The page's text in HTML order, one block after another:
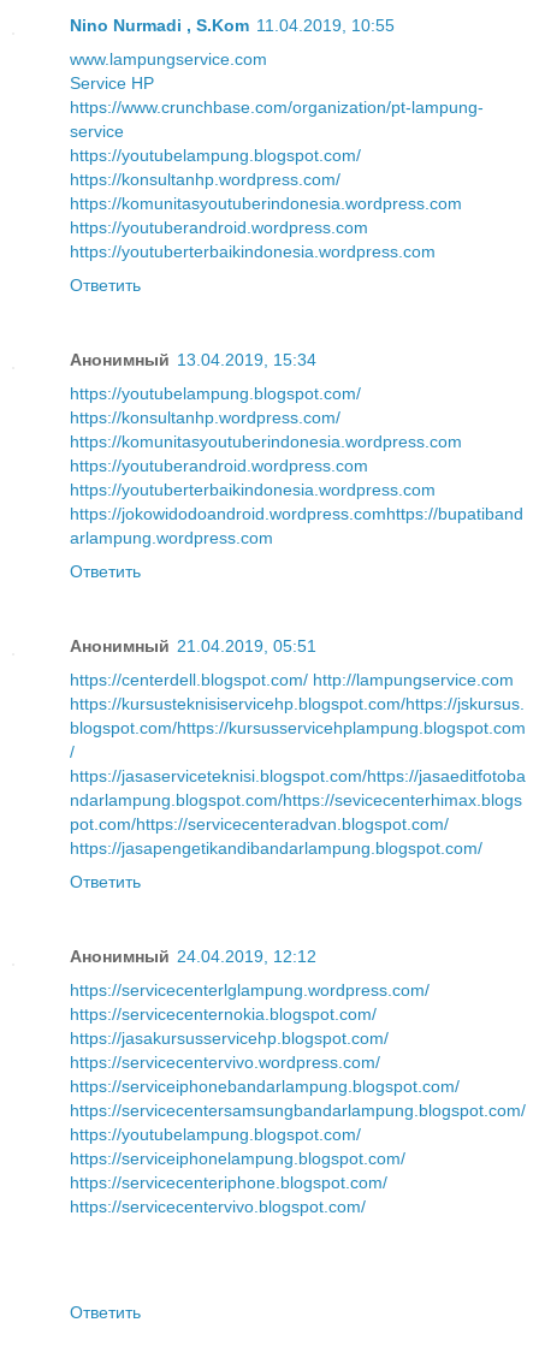
Nino Nurmadi , S.Kom 11.04.2019, 10:55
www.lampungservice.com
Service HP
https://www.crunchbase.com/organization/pt-lampung-
service
https://youtubelampung.blogspot.com/
https://konsultanhp.wordpress.com/
https://komunitasyoutuberindonesia.wordpress.com
https://youtuberandroid.wordpress.com
https://youtuberterbaikindonesia.wordpress.com
Ответить
Анонимный 13.04.2019, 15:34
https://youtubelampung.blogspot.com/
https://konsultanhp.wordpress.com/
https://komunitasyoutuberindonesia.wordpress.com
https://youtuberandroid.wordpress.com
https://youtuberterbaikindonesia.wordpress.com
https://jokowidodoandroid.wordpress.comhttps://bupatiband
arlampung.wordpress.com
Ответить
Анонимный 21.04.2019, 05:51
https://centerdell.blogspot.com/ http://lampungservice.com
https://kursusteknisiservicehp.blogspot.com/https://jskursus.
blogspot.com/https://kursusservicehplampung.blogspot.com
/
https://jasaserviceteknisi.blogspot.com/https://jasaeditfotoba
ndarlampung.blogspot.com/https://sevicecenterhimax.blogs
pot.com/https://servicecenteradvan.blogspot.com/
https://jasapengetikandibandarlampung.blogspot.com/
Ответить
Анонимный 24.04.2019, 12:12
https://servicecenterlglampung.wordpress.com/
https://servicecenternokia.blogspot.com/
https://jasakursusservicehp.blogspot.com/
https://servicecentervivo.wordpress.com/
https://serviceiphonebandarlampung.blogspot.com/
https://servicecentersamsungbandarlampung.blogspot.com/
https://youtubelampung.blogspot.com/
https://serviceiphonelampung.blogspot.com/
https://servicecenteriphone.blogspot.com/
https://servicecentervivo.blogspot.com/
Ответить